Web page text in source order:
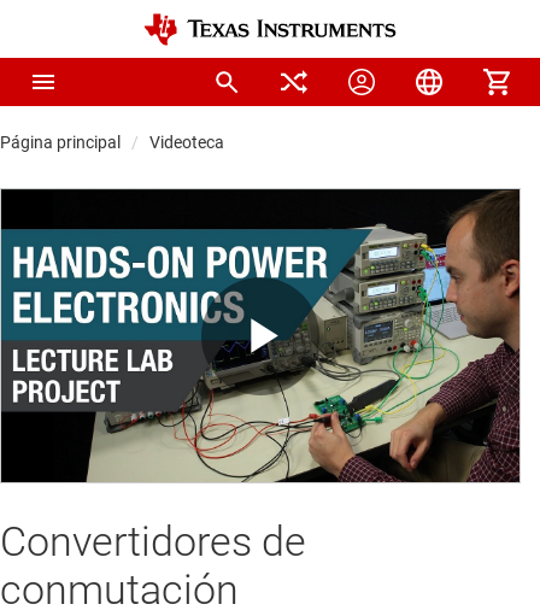
Página principal Videoteca
Play
Video
Convertidores de
conmutación